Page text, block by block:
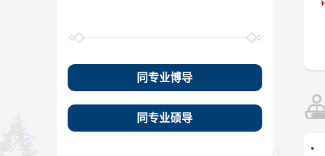
同专业博导
同专业硕导